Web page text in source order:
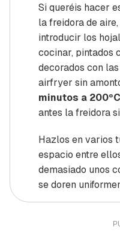
Si queréis hacer
la freidora de
introducir los
cocinar, pintados
decorados con
airfryer sin
minutos a 200ºC
antes la freidora
Hazlos en varios
espacio entre
demasiado unos
se doren